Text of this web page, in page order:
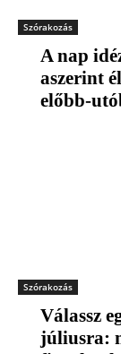
Szórakozás
A nap
aszerint
előbb-
Szórakozás
Válassz
júliusra: